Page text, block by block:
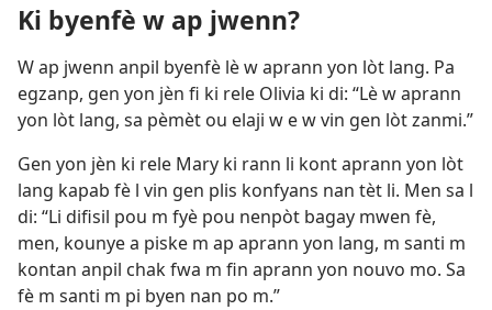
Ki byenfè w ap jwenn?
W ap jwenn anpil byenfè lè w aprann yon lòt lang. Pa
egzanp, gen yon jèn fi ki rele Olivia ki di: “Lè w aprann
yon lòt lang, sa pèmèt ou elaji w e w vin gen lòt zanmi.”
Gen yon jèn ki rele Mary ki rann li kont aprann yon lòt
lang kapab fè l vin gen plis konfyans nan tèt li. Men sa l
di: “Li difisil pou m fyè pou nenpòt bagay mwen fè,
men, kounye a piske m ap aprann yon lang, m santi m
kontan anpil chak fwa m fin aprann yon nouvo mo. Sa
fè m santi m pi byen nan po m.”